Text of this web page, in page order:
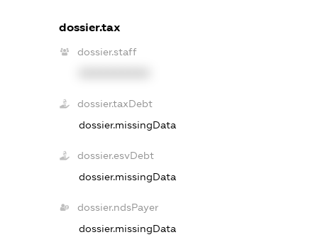
dossier.tax
dossier.staff
dossier.taxDebt
dossier.missingData
dossier.esvDebt
dossier.missingData
dossier.ndsPayer
dossier.missingData